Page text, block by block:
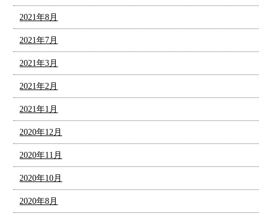
2021年8月
2021年7月
2021年3月
2021年2月
2021年1月
2020年12月
2020年11月
2020年10月
2020年8月